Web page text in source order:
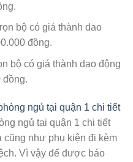
bộ có giá thành dao
đồng.
bộ có giá thành dao động
đồng.
ngủ tại quận 1 chi tiết
cũng như phụ kiện đi kèm
Vì vậy để được báo